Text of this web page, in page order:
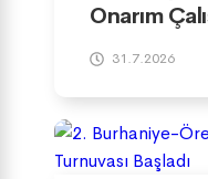
Onarım
Yürütülüyor
31.7.2026